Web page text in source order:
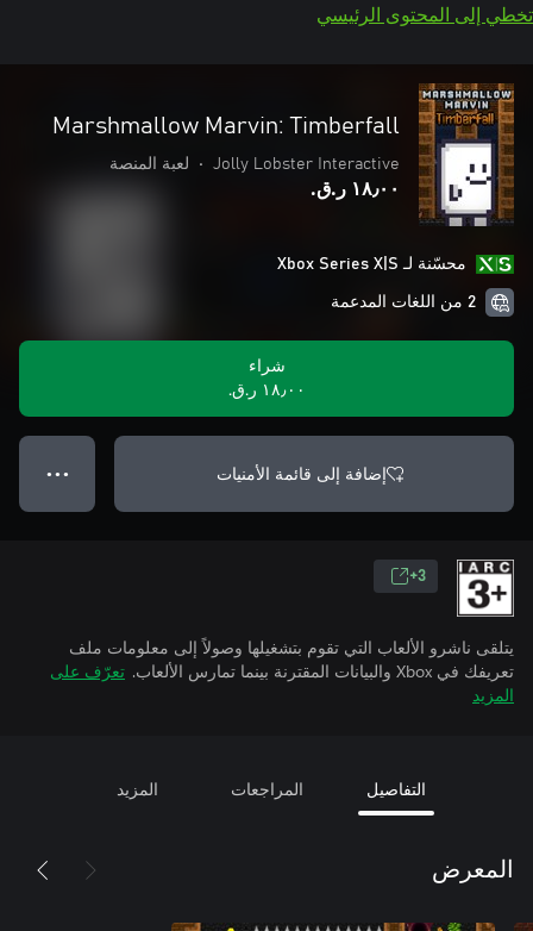
تخطي إلى المحتوى الرئيسي
Marshmallow Marvin: Timberfall
Jolly Lobster Interactive
• لعبة المنصة
١٨٫٠٠ ر.ق.‏
محسّنة لـ Xbox Series X|S
2 من اللغات المدعمة
شراء
١٨٫٠٠ ر.ق.‏
إضافة إلى قائمة الأمنيات ● ● ●
3+
يتلقى ناشرو الألعاب التي تقوم بتشغيلها وصولاً إلى معلومات ملف
تعريفك في Xbox والبيانات المقترنة بينما تمارس الألعاب.
تعرّف على
المزيد
التفاصيل المراجعات المزيد
المعرض